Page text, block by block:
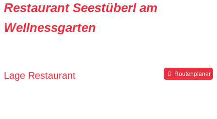
Restaurant Seestüberl am
Wellnessgarten
Lage Restaurant Routenplaner